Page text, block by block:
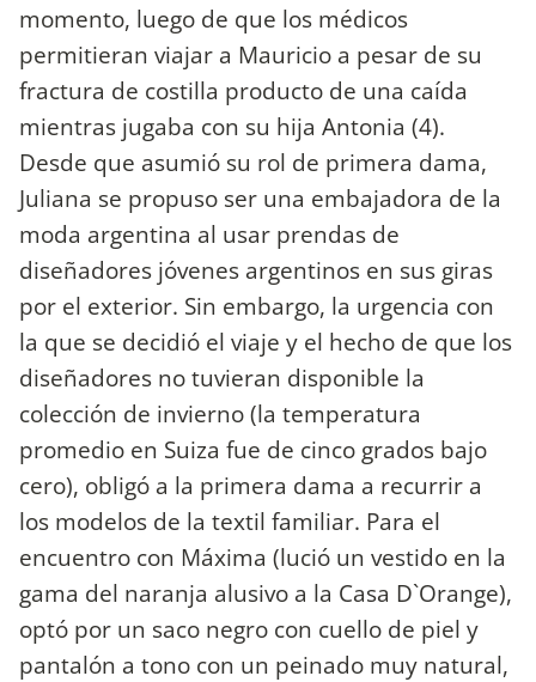
momento, luego de que los médicos
permitieran viajar a Mauricio a pesar de su
fractura de costilla producto de una caída
mientras jugaba con su hija Antonia (4).
Desde que asumió su rol de primera dama,
Juliana se propuso ser una embajadora de la
moda argentina al usar prendas de
diseñadores jóvenes argentinos en sus giras
por el exterior. Sin embargo, la urgencia con
la que se decidió el viaje y el hecho de que los
diseñadores no tuvieran disponible la
colección de invierno (la temperatura
promedio en Suiza fue de cinco grados bajo
cero), obligó a la primera dama a recurrir a
los modelos de la textil familiar. Para el
encuentro con Máxima (lució un vestido en la
gama del naranja alusivo a la Casa D`Orange),
optó por un saco negro con cuello de piel y
pantalón a tono con un peinado muy natural,